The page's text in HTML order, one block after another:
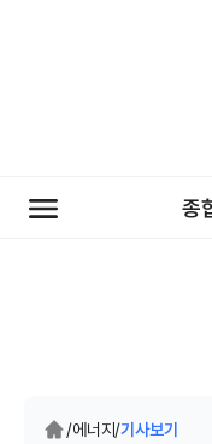
종
/에너지/기사보기